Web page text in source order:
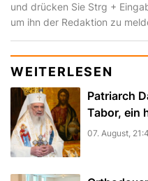
und drücken Sie Strg +
um ihn der Redaktion zu
WEITERLESEN
Patriarch
Tabor, ein
07. August,